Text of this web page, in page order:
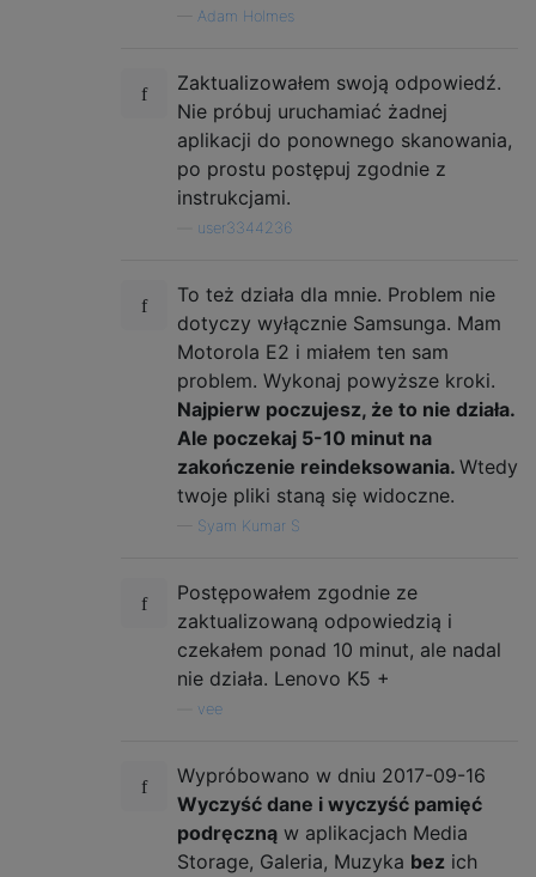
Adam Holmes
Zaktualizowałem swoją odpowiedź.
Nie próbuj uruchamiać żadnej
aplikacji do ponownego skanowania,
po prostu postępuj zgodnie z
instrukcjami.
user3344236
To też działa dla mnie. Problem nie
dotyczy wyłącznie Samsunga. Mam
Motorola E2 i miałem ten sam
problem. Wykonaj powyższe kroki.
Najpierw poczujesz, że to nie działa.
Ale poczekaj 5-10 minut na
zakończenie reindeksowania. Wtedy
twoje pliki staną się widoczne.
Syam Kumar S
Postępowałem zgodnie ze
zaktualizowaną odpowiedzią i
czekałem ponad 10 minut, ale nadal
nie działa. Lenovo K5 +
vee
Wypróbowano w dniu 2017-09-16
Wyczyść dane i wyczyść pamięć
podręczną w aplikacjach Media
Storage, Galeria, Muzyka bez ich